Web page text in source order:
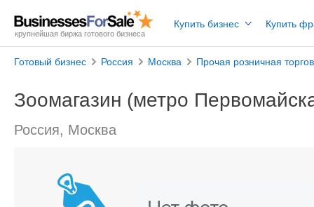
крупнейшая биржа готового бизнеса
Купить бизнес Купить
Готовый бизнес Россия Москва Прочая розничная
Зоомагазин (метро
Россия, Москва